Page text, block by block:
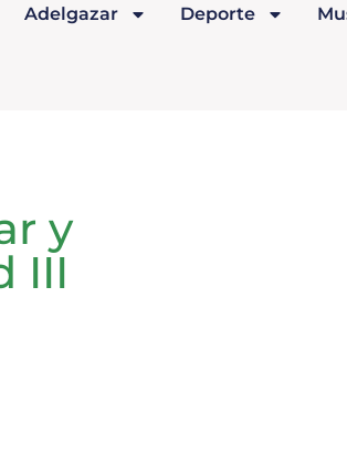
Adelgazar Deporte
y
III